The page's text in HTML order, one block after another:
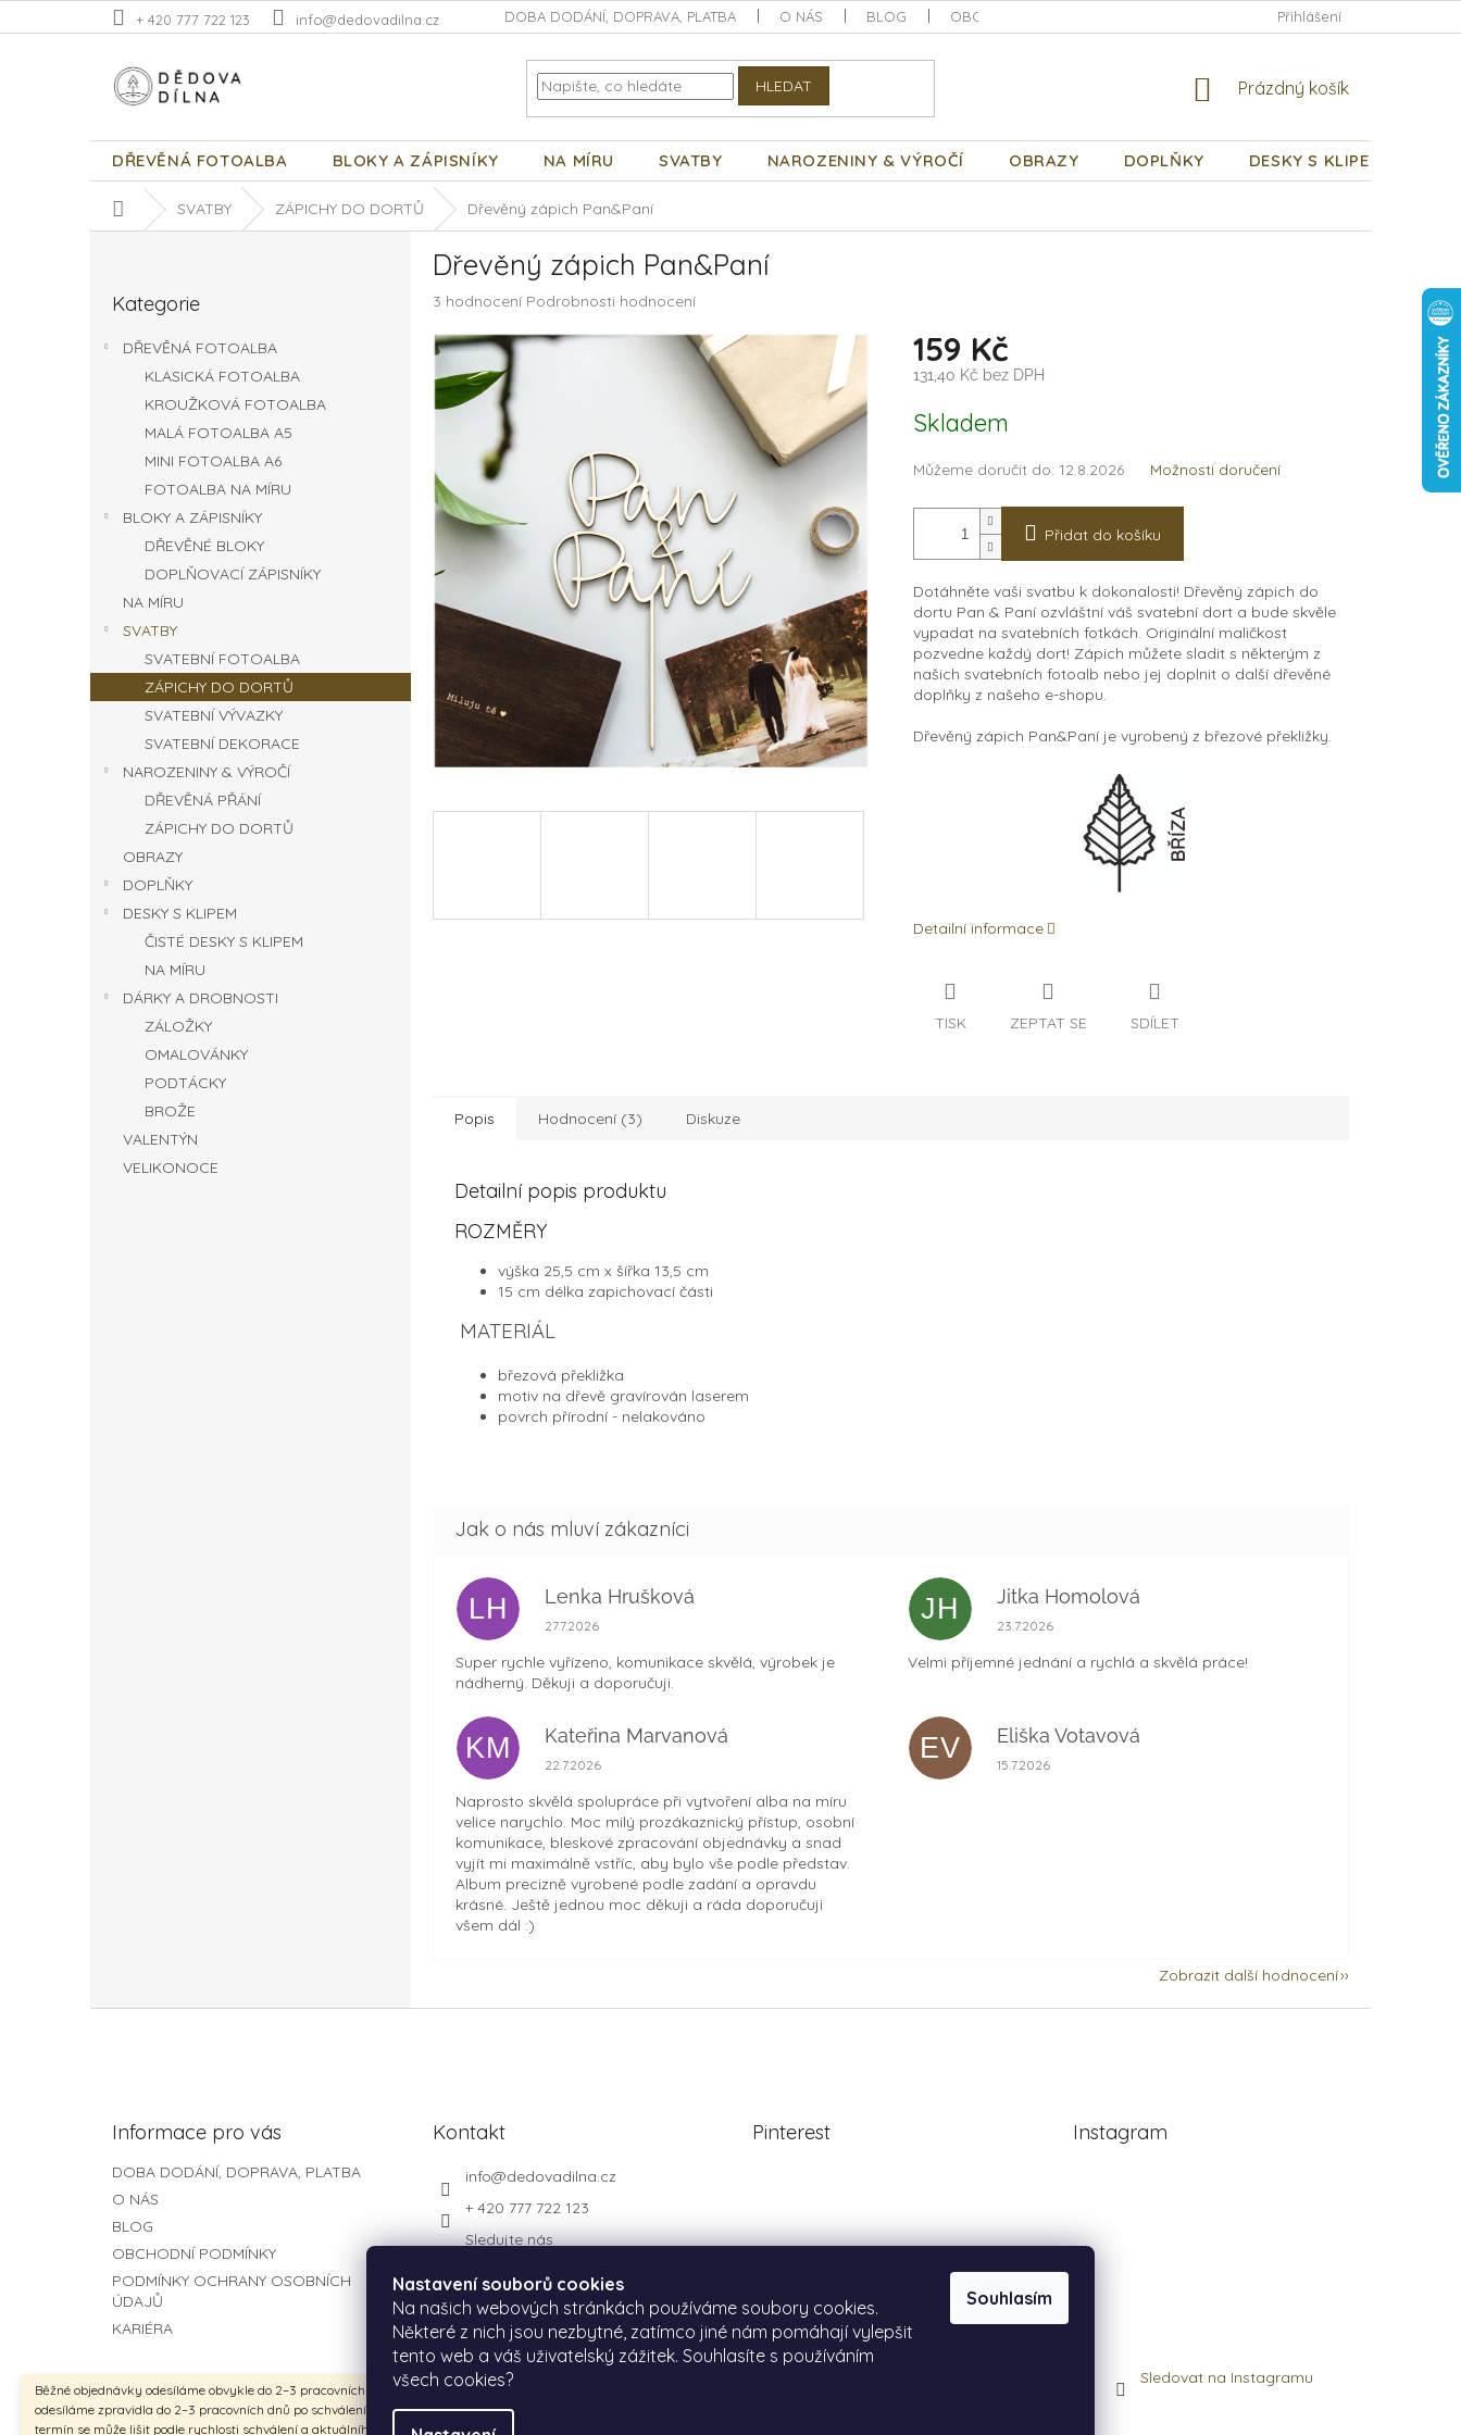
Nastavení souborů cookies
Na našich webových stránkách používáme soubory cookies.
Některé z nich jsou nezbytné, zatímco jiné nám pomáhají vylepšit
tento web a váš uživatelský zážitek. Souhlasíte s používáním
všech cookies?
Souhlasím
na
Běžné objednávky odesíláme obvykle do 2–3 pracovních dnů. Produkty na míru
odesíláme zpravidla do 2–3 pracovních dnů po schválení náhledu. Celkový
termín se může lišit podle rychlosti schválení a aktuálního vytížení výroby.
+ 420 777 722 123 info@dedovadilna.cz DOBA DODÁNÍ, DOPRAVA, PLATBA O NÁS BLOG OBCHODNÍ PODMÍNKY PODMÍNKY OCHRANY OSOBNÍCH ÚDAJŮ
Přihlášení
HLEDAT
NÁKUPNÍ
Prázdný košík
DŘEVĚNÁ FOTOALBA BLOKY A ZÁPISNÍKY NA MÍRU SVATBY NAROZENINY & VÝROČÍ OBRAZY DOPLŇKY DESKY S KLIPEM
Domů SVATBY ZÁPICHY DO DORTŮ Dřevěný zápich Pan&Paní
kategorie
Kategorie
DŘEVĚNÁ FOTOALBA
KLASICKÁ FOTOALBA
KROUŽKOVÁ FOTOALBA
MALÁ FOTOALBA A5
MINI FOTOALBA A6
FOTOALBA NA MÍRU
BLOKY A ZÁPISNÍKY
DŘEVĚNÉ BLOKY
DOPLŇOVACÍ ZÁPISNÍKY
NA MÍRU
SVATBY
SVATEBNÍ FOTOALBA
ZÁPICHY DO DORTŮ
SVATEBNÍ VÝVAZKY
SVATEBNÍ DEKORACE
NAROZENINY & VÝROČÍ
DŘEVĚNÁ PŘÁNÍ
ZÁPICHY DO DORTŮ
OBRAZY
DOPLŇKY
DESKY S KLIPEM
ČISTÉ DESKY S KLIPEM
NA MÍRU
DÁRKY A DROBNOSTI
ZÁLOŽKY
OMALOVÁNKY
PODTÁCKY
BROŽE
VALENTÝN
VELIKONOCE
Dřevěný zápich Pan&Paní
Průměrné
produktu
5,0
hvězdiček.
3 hodnocení Podrobnosti hodnocení
159 Kč
131,40 Kč bez DPH
cena:
Skladem
Můžeme doručit do: 12.8.2026 Možnosti doručení
Přidat do košíku
Dotáhněte vaši svatbu k dokonalosti! Dřevěný zápich do
dortu Pan & Paní ozvláštní váš svatební dort a bude skvěle
vypadat na svatebních fotkách. Originální maličkost
pozvedne každý dort! Zápich můžete sladit s některým z
našich svatebních fotoalb nebo jej doplnit o další dřevěné
doplňky z našeho e-shopu.
Dřevěný zápich Pan&Paní je vyrobený z březové překližky.
Detailní informace
TISK ZEPTAT SE SDÍLET
Popis Hodnocení (3) Diskuze
Detailní popis produktu
ROZMĚRY
výška 25,5 cm x šířka 13,5 cm
15 cm délka zapichovací části
MATERIÁL
březová překližka
motiv na dřevě gravírován laserem
povrch přírodní - nelakováno
LH Lenka Hrušková
Hodnocení obchodu je 5 z 5 hvězdiček.
27.7.2026
Super rychle vyřízeno, komunikace skvělá, výrobek je
nádherný. Děkuji a doporučuji.
JH Jitka Homolová
Hodnocení obchodu je 5 z 5 hvězdiček.
23.7.2026
Velmi příjemné jednání a rychlá a skvělá práce!
KM Kateřina Marvanová
Hodnocení obchodu je 5 z 5 hvězdiček.
22.7.2026
Naprosto skvělá spolupráce při vytvoření alba na míru
velice narychlo. Moc milý prozákaznický přístup, osobní
komunikace, bleskové zpracování objednávky a snad
vyjít mi maximálně vstříc, aby bylo vše podle představ.
Album precizně vyrobené podle zadání a opravdu
krásné. Ještě jednou moc děkuji a ráda doporučuji
všem dál :)
EV Eliška Votavová
Hodnocení obchodu je 5 z 5 hvězdiček.
15.7.2026
Zobrazit další hodnocení
Informace pro vás
DOBA DODÁNÍ, DOPRAVA, PLATBA
O NÁS
BLOG
OBCHODNÍ PODMÍNKY
PODMÍNKY OCHRANY OSOBNÍCH
ÚDAJŮ
KARIÉRA
Kontakt
info@dedovadilna.cz
+ 420 777 722 123
Sledujte nás
Pinterest Instagram
Sledovat na Instagramu